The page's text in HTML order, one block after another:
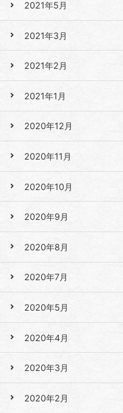
2021年5月
2021年3月
2021年2月
2021年1月
2020年12月
2020年11月
2020年10月
2020年9月
2020年8月
2020年7月
2020年5月
2020年4月
2020年3月
2020年2月